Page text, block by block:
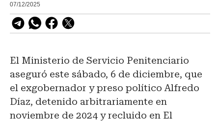
07/12/2025
El Ministerio de Servicio Penitenciario
aseguró este sábado, 6 de diciembre, que
el exgobernador y preso político Alfredo
Díaz, detenido arbitrariamente en
noviembre de 2024 y recluido en El